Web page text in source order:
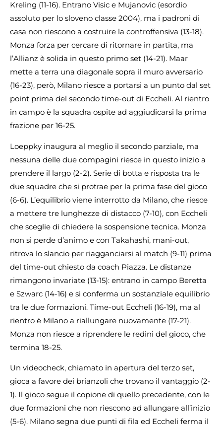
Kreling (11-16). Entrano Visic e Mujanovic (esordio
assoluto per lo sloveno classe 2004), ma i padroni di
casa non riescono a costruire la controffensiva (13-18).
Monza forza per cercare di ritornare in partita, ma
l’Allianz è solida in questo primo set (14-21). Maar
mette a terra una diagonale sopra il muro avversario
(16-23), però, Milano riesce a portarsi a un punto dal set
point prima del secondo time-out di Eccheli. Al rientro
in campo è la squadra ospite ad aggiudicarsi la prima
frazione per 16-25.
Loeppky inaugura al meglio il secondo parziale, ma
nessuna delle due compagini riesce in questo inizio a
prendere il largo (2-2). Serie di botta e risposta tra le
due squadre che si protrae per la prima fase del gioco
(6-6). L’equilibrio viene interrotto da Milano, che riesce
a mettere tre lunghezze di distacco (7-10), con Eccheli
che sceglie di chiedere la sospensione tecnica. Monza
non si perde d’animo e con Takahashi, mani-out,
ritrova lo slancio per riagganciarsi al match (9-11) prima
del time-out chiesto da coach Piazza. Le distanze
rimangono invariate (13-15): entrano in campo Beretta
e Szwarc (14-16) e si conferma un sostanziale equilibrio
tra le due formazioni. Time-out Eccheli (16-19), ma al
rientro è Milano a riallungare nuovamente (17-21).
Monza non riesce a riprendere le redini del gioco, che
termina 18-25.
Un videocheck, chiamato in apertura del terzo set,
gioca a favore dei brianzoli che trovano il vantaggio (2-
1). Il gioco segue il copione di quello precedente, con le
due formazioni che non riescono ad allungare all’inizio
(5-6). Milano segna due punti di fila ed Eccheli ferma il